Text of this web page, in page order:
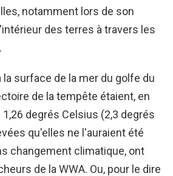
notamment lors de son
des terres à travers les
surface de la mer du golfe du
de la tempête étaient, en
degrés Celsius (2,3 degrés
qu'elles ne l'auraient été
changement climatique, ont
de la WWA. Ou, pour le dire